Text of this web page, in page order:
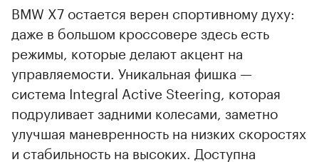
BMW X7 остается верен спортивному духу:
даже в большом кроссовере здесь есть
режимы, которые делают акцент на
управляемости. Уникальная фишка —
система Integral Active Steering, которая
подруливает задними колесами, заметно
улучшая маневренность на низких скоростях
и стабильность на высоких. Доступна